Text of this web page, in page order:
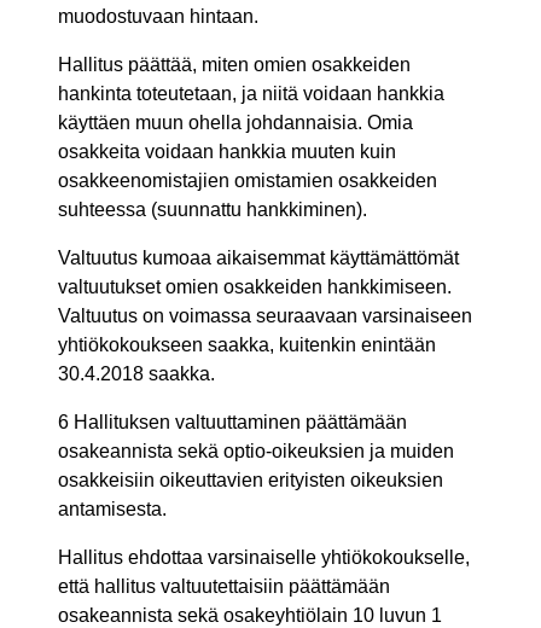
muodostuvaan hintaan.
Hallitus päättää, miten omien osakkeiden
hankinta toteutetaan, ja niitä voidaan hankkia
käyttäen muun ohella johdannaisia. Omia
osakkeita voidaan hankkia muuten kuin
osakkeenomistajien omistamien osakkeiden
suhteessa (suunnattu hankkiminen).
Valtuutus kumoaa aikaisemmat käyttämättömät
valtuutukset omien osakkeiden hankkimiseen.
Valtuutus on voimassa seuraavaan varsinaiseen
yhtiökokoukseen saakka, kuitenkin enintään
30.4.2018 saakka.
6 Hallituksen valtuuttaminen päättämään
osakeannista sekä optio-oikeuksien ja muiden
osakkeisiin oikeuttavien erityisten oikeuksien
antamisesta.
Hallitus ehdottaa varsinaiselle yhtiökokoukselle,
että hallitus valtuutettaisiin päättämään
osakeannista sekä osakeyhtiölain 10 luvun 1